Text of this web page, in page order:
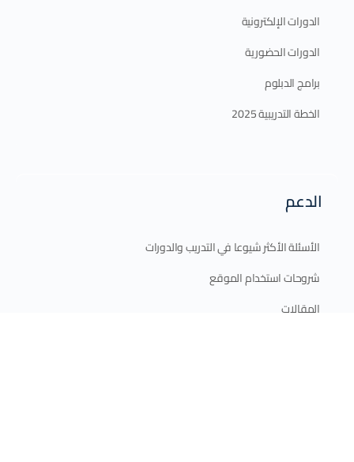
الدورات الإلكترونية
الدورات الحضورية
برامج الدبلوم
الخطة التدريبية 2025
الدعم
الأسئلة الأكثر شيوعا في التدريب والدورات
شروحات استخدام الموقع
المقالات